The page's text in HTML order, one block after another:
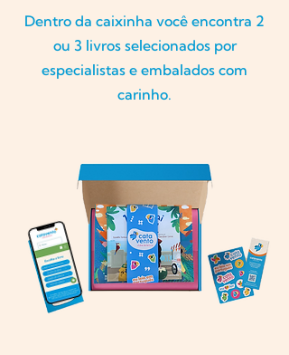
Dentro da caixinha você encontra 2
ou 3 livros selecionados por
especialistas e embalados com
carinho.